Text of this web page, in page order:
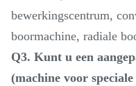
bewerkingscentrum,
boormachine, radiale
Q3. Kunt u een
(machine voor